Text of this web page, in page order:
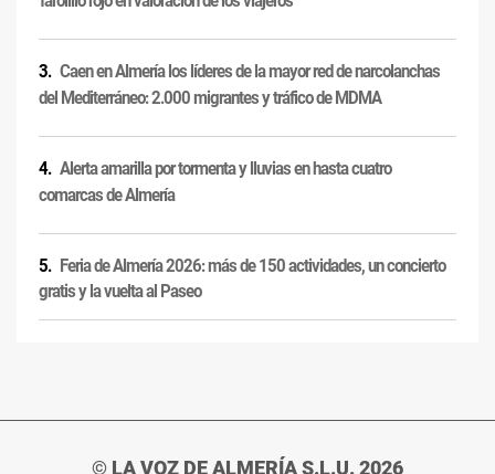
Caen en Almería los líderes de la mayor red de narcolanchas
del Mediterráneo: 2.000 migrantes y tráfico de MDMA
Alerta amarilla por tormenta y lluvias en hasta cuatro
comarcas de Almería
Feria de Almería 2026: más de 150 actividades, un concierto
gratis y la vuelta al Paseo
© LA VOZ DE ALMERÍA S.L.U. 2026